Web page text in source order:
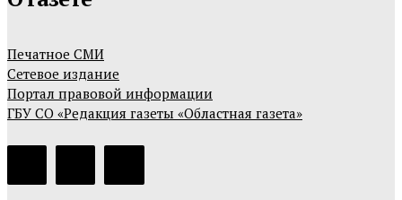
Печатное СМИ
Сетевое издание
Портал правовой информации
ГБУ СО «Редакция газеты «Областная газета»